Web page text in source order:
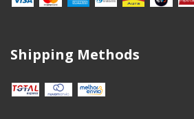
Shipping Methods